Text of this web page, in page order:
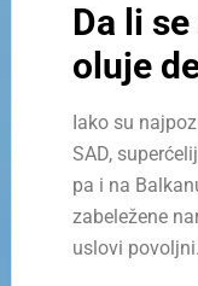
Da li
oluje
Iako su
SAD,
pa i na
zabeležene
uslovi povoljni.